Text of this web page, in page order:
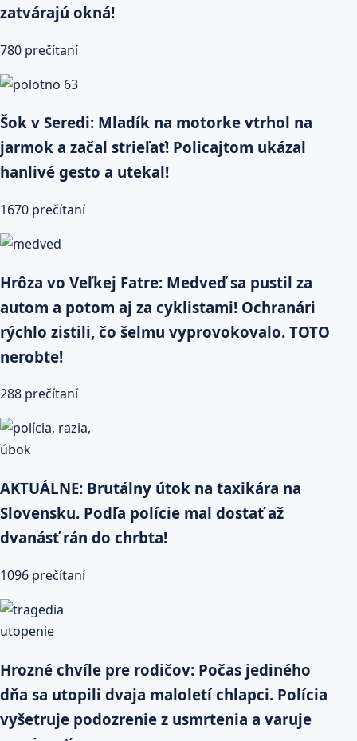
zatvárajú okná!
780 prečítaní
Šok v Seredi: Mladík na motorke vtrhol na
jarmok a začal strieľať! Policajtom ukázal
hanlivé gesto a utekal!
1670 prečítaní
Hrôza vo Veľkej Fatre: Medveď sa pustil za
autom a potom aj za cyklistami! Ochranári
rýchlo zistili, čo šelmu vyprovokovalo. TOTO
nerobte!
288 prečítaní
AKTUÁLNE: Brutálny útok na taxikára na
Slovensku. Podľa polície mal dostať až
dvanásť rán do chrbta!
1096 prečítaní
Hrozné chvíle pre rodičov: Počas jediného
dňa sa utopili dvaja maloletí chlapci. Polícia
vyšetruje podozrenie z usmrtenia a varuje